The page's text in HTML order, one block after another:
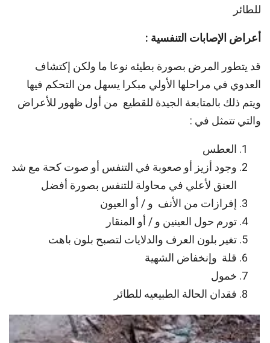
للطائر
أعراض الإصابات التنفسية :
قد يتطور المرض بصورة بطيئه نوعا ما ولكن إكتشاف
العدوي في مراحلها الأولي مبكرا يسهل من التحكم فيها
ويتم ذلك بالمتابعة الجيدة للقطيع من أول ظهور للأعراض
والتي تتمثل في :
العطس
وجود أزيز أو صعوبة في التنفس أو صوت كحة مع شد
العنق لأعلي في محاولة للتنفس بصورة أفضل
إفرازات من الأنف و / أو العيون
تورم حول العينين و / أو المنقار
تغير بلون العرف والدلايات لتصبح بلون باهت
قلة وإنخفاض الشهية
خمول
فقدان الحالة الطبيعيه للطائر